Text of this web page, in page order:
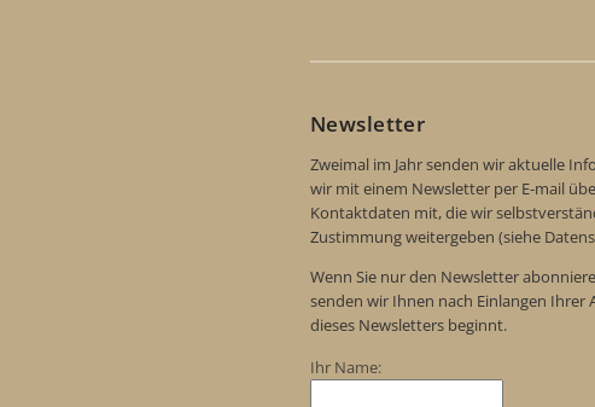
Newsletter
Zweimal im Jahr senden wir aktuelle
wir mit einem Newsletter per E-mail
Kontaktdaten mit, die wir
Zustimmung weitergeben (siehe
Wenn Sie nur den Newsletter
senden wir Ihnen nach Einlangen Ihrer
dieses Newsletters beginnt.
Ihr Name: